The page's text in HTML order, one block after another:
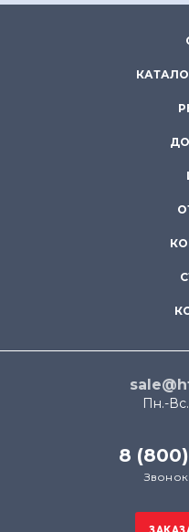
Пн.-
8